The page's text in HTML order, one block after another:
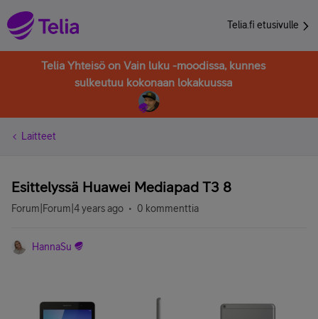
Telia.fi etusivulle
Telia Yhteisö on Vain luku -moodissa, kunnes
sulkeutuu kokonaan lokakuussa
Laitteet
Esittelyssä Huawei Mediapad T3 8
Forum|Forum|4 years ago 0 kommenttia
HannaSu